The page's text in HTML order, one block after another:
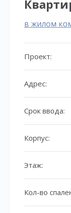
в жилом
Проект:
Адрес:
Срок ввода:
Корпус:
Этаж:
Кол-во